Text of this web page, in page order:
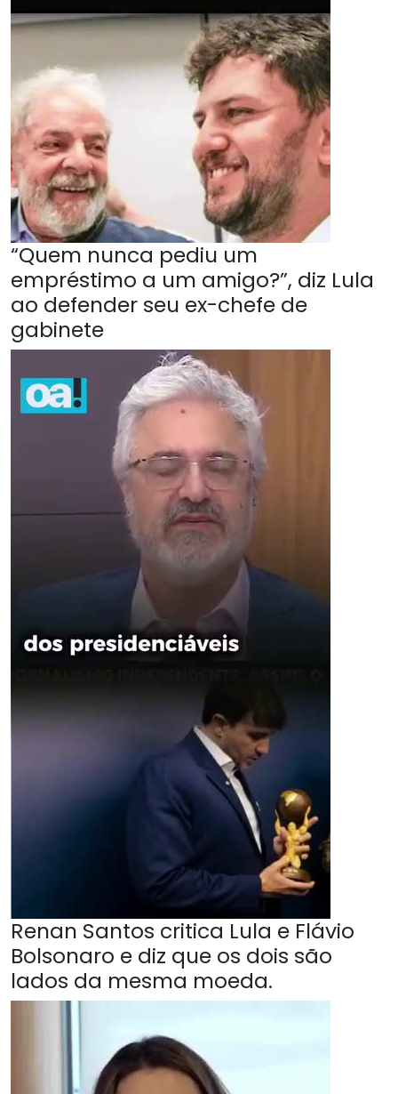
“Quem nunca pediu um
empréstimo a um amigo?”, diz Lula
ao defender seu ex-chefe de
gabinete
Renan Santos critica Lula e Flávio
Bolsonaro e diz que os dois são
lados da mesma moeda.